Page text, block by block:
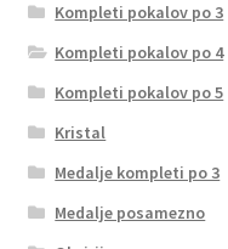
Kompleti pokalov po 3
Kompleti pokalov po 4
Kompleti pokalov po 5
Kristal
Medalje kompleti po 3
Medalje posamezno